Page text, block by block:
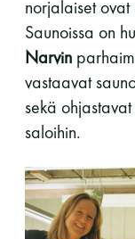
norjalaiset ovat
Saunoissa on
Narvin
vastaavat
sekä
saloihin.